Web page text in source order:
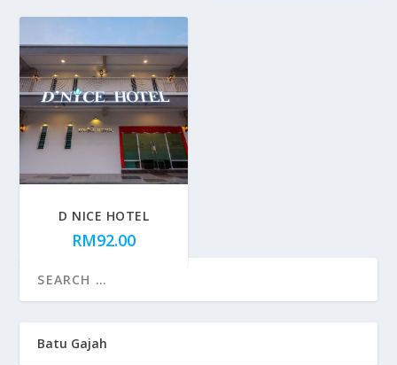
D NICE HOTEL
RM92.00
Batu Gajah